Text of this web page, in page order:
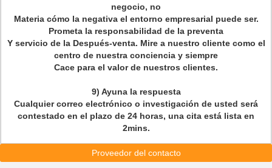
negocio, no
Materia cómo la negativa el entorno empresarial puede ser.
Prometa la responsabilidad de la preventa
Y servicio de la Después-venta. Mire a nuestro cliente como el
centro de nuestra conciencia y siempre
Cace para el valor de nuestros clientes.
9) Ayuna la respuesta
Cualquier correo electrónico o investigación de usted será
contestado en el plazo de 24 horas, una cita está lista en
2mins.
Proveedor del contacto